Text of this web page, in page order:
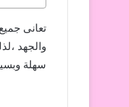
تعانى
والجهد
سهلة